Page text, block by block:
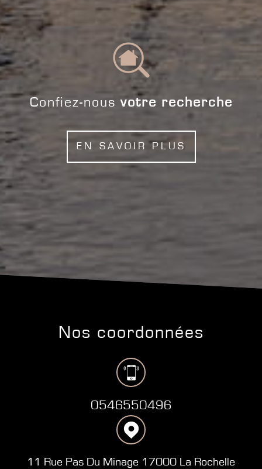
Confiez-nousvotre recherche
EN SAVOIR PLUS
nos coordonnées
0546550496
11 Rue Pas Du Minage 17000 La Rochelle